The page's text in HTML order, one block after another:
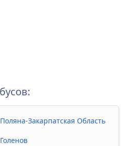
Закарпатская Область